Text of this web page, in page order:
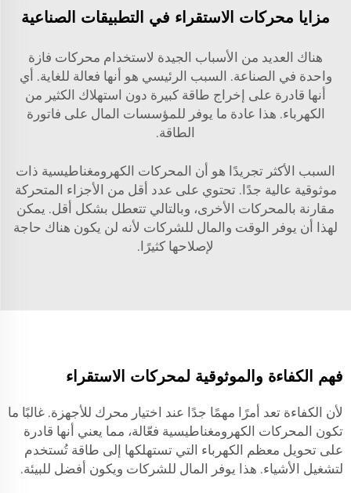
مزايا محركات الاستقراء في التطبيقات الصناعية
هناك العديد من الأسباب الجيدة لاستخدام محركات فازة
واحدة في الصناعة. السبب الرئيسي هو أنها فعالة للغاية. أي
أنها قادرة على إخراج طاقة كبيرة دون استهلاك الكثير من
الكهرباء. هذا عادة ما يوفر للمؤسسات المال على فاتورة
الطاقة.
السبب الأكثر تجريدًا هو أن المحركات الكهرومغناطيسية ذات
موثوقية عالية جدًا. تحتوي على عدد أقل من الأجزاء المتحركة
مقارنة بالمحركات الأخرى، وبالتالي تتعطل بشكل أقل. يمكن
لهذا أن يوفر الوقت والمال للشركات لأنه لن يكون هناك حاجة
لإصلاحها كثيرًا.
فهم الكفاءة والموثوقية لمحركات الاستقراء
لأن الكفاءة تعد أمرًا مهمًا جدًا عند اختيار محرك للأجهزة. غالبًا ما
تكون المحركات الكهرومغناطيسية فعّالة، مما يعني أنها قادرة
على تحويل معظم الكهرباء التي تستهلكها إلى طاقة تُستخدم
لتشغيل الأشياء. هذا يوفر المال للشركات ويكون أفضل للبيئة.